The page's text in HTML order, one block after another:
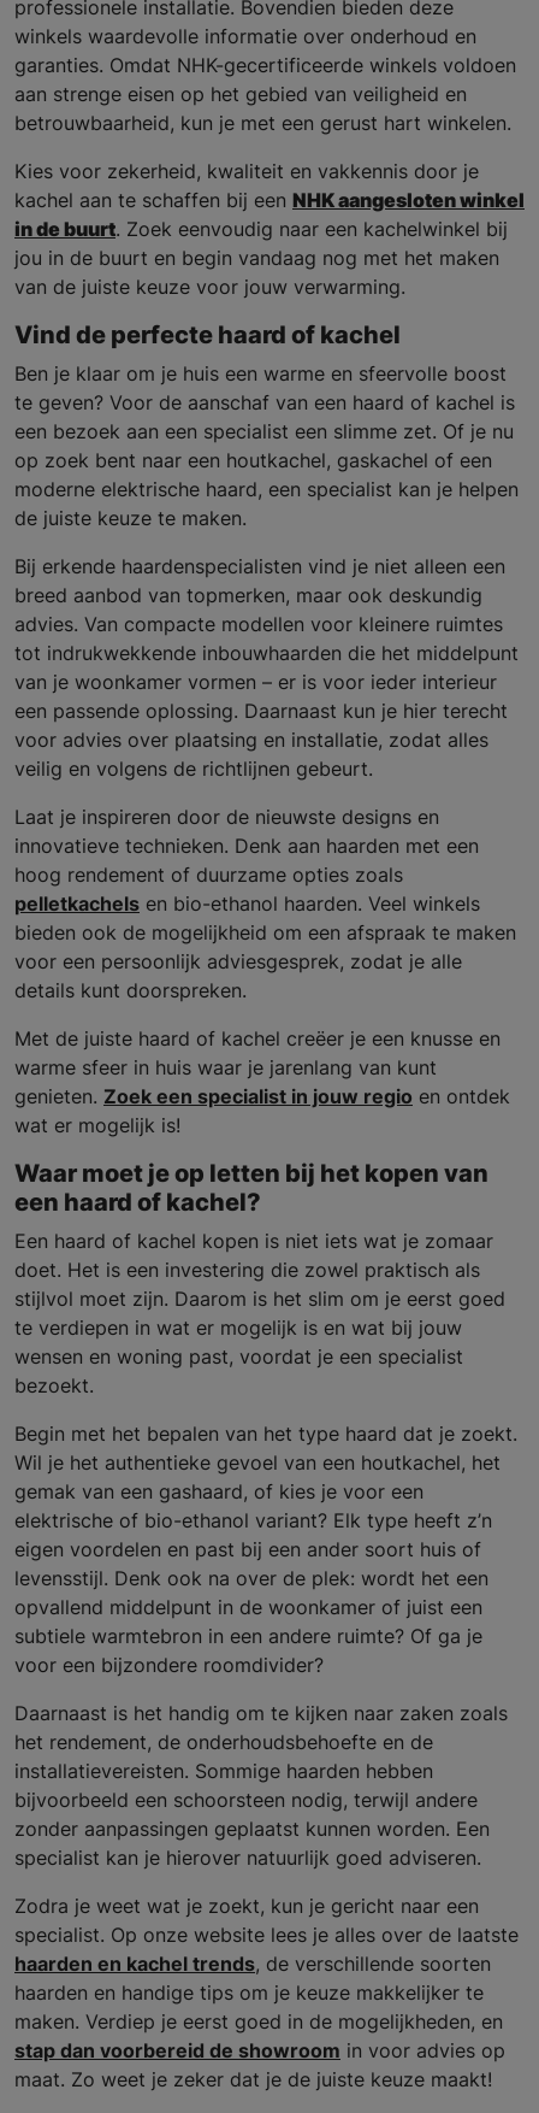
professionele installatie. Bovendien bieden deze
winkels waardevolle informatie over onderhoud en
garanties. Omdat NHK-gecertificeerde winkels voldoen
aan strenge eisen op het gebied van veiligheid en
betrouwbaarheid, kun je met een gerust hart winkelen.
Kies voor zekerheid, kwaliteit en vakkennis door je
kachel aan te schaffen bij een NHK aangesloten winkel
in de buurt. Zoek eenvoudig naar een kachelwinkel bij
jou in de buurt en begin vandaag nog met het maken
van de juiste keuze voor jouw verwarming.
Vind de perfecte haard of kachel
Ben je klaar om je huis een warme en sfeervolle boost
te geven? Voor de aanschaf van een haard of kachel is
een bezoek aan een specialist een slimme zet. Of je nu
op zoek bent naar een houtkachel, gaskachel of een
moderne elektrische haard, een specialist kan je helpen
de juiste keuze te maken.
Bij erkende haardenspecialisten vind je niet alleen een
breed aanbod van topmerken, maar ook deskundig
advies. Van compacte modellen voor kleinere ruimtes
tot indrukwekkende inbouwhaarden die het middelpunt
van je woonkamer vormen – er is voor ieder interieur
een passende oplossing. Daarnaast kun je hier terecht
voor advies over plaatsing en installatie, zodat alles
veilig en volgens de richtlijnen gebeurt.
Laat je inspireren door de nieuwste designs en
innovatieve technieken. Denk aan haarden met een
hoog rendement of duurzame opties zoals
pelletkachels en bio-ethanol haarden. Veel winkels
bieden ook de mogelijkheid om een afspraak te maken
voor een persoonlijk adviesgesprek, zodat je alle
details kunt doorspreken.
Met de juiste haard of kachel creëer je een knusse en
warme sfeer in huis waar je jarenlang van kunt
genieten. Zoek een specialist in jouw regio en ontdek
wat er mogelijk is!
Waar moet je op letten bij het kopen van
een haard of kachel?
Een haard of kachel kopen is niet iets wat je zomaar
doet. Het is een investering die zowel praktisch als
stijlvol moet zijn. Daarom is het slim om je eerst goed
te verdiepen in wat er mogelijk is en wat bij jouw
wensen en woning past, voordat je een specialist
bezoekt.
Begin met het bepalen van het type haard dat je zoekt.
Wil je het authentieke gevoel van een houtkachel, het
gemak van een gashaard, of kies je voor een
elektrische of bio-ethanol variant? Elk type heeft z’n
eigen voordelen en past bij een ander soort huis of
levensstijl. Denk ook na over de plek: wordt het een
opvallend middelpunt in de woonkamer of juist een
subtiele warmtebron in een andere ruimte? Of ga je
voor een bijzondere roomdivider?
Daarnaast is het handig om te kijken naar zaken zoals
het rendement, de onderhoudsbehoefte en de
installatievereisten. Sommige haarden hebben
bijvoorbeeld een schoorsteen nodig, terwijl andere
zonder aanpassingen geplaatst kunnen worden. Een
specialist kan je hierover natuurlijk goed adviseren.
Zodra je weet wat je zoekt, kun je gericht naar een
specialist. Op onze website lees je alles over de laatste
haarden en kachel trends, de verschillende soorten
haarden en handige tips om je keuze makkelijker te
maken. Verdiep je eerst goed in de mogelijkheden, en
stap dan voorbereid de showroom in voor advies op
maat. Zo weet je zeker dat je de juiste keuze maakt!